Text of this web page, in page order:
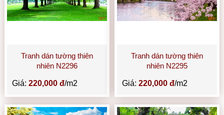
Tranh dán tường thiên
nhiên N2296
Giá:220,000 đ/m2
Tranh dán tường thiên
nhiên N2295
Giá: 220,000 đ/m2